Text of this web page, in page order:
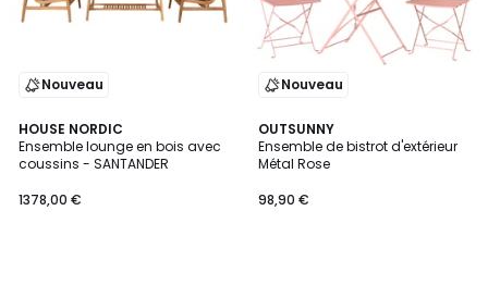
Nouveau
HOUSE NORDIC
Ensemble lounge en bois avec
coussins - SANTANDER
1378,00 €
Nouveau
OUTSUNNY
Ensemble de bistrot d'extérieur
Métal Rose
98,90 €